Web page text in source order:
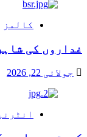
کالمز
غداروں کی
جولائی 22, 2026